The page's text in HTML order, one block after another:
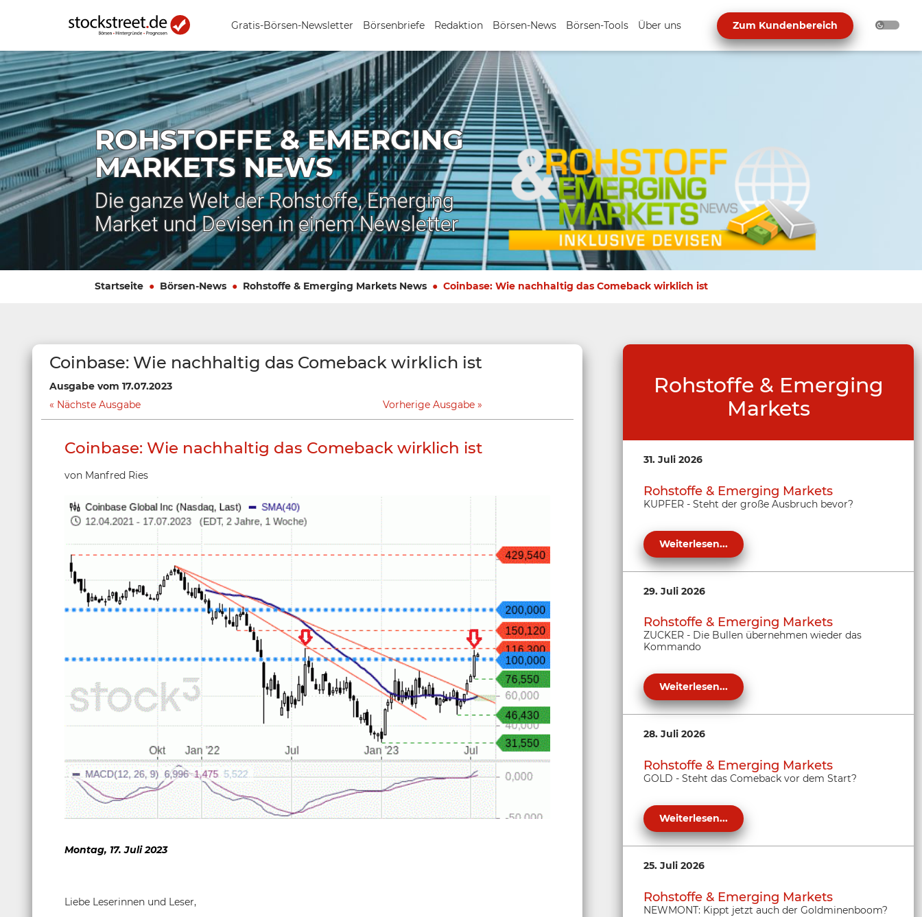
Gratis-Börsen-Newsletter Börsenbriefe Redaktion Börsen-News Börsen-Tools Über uns Zum Kundenbereich
ROHSTOFFE & EMERGING
MARKETS NEWS
Die ganze Welt der Rohstoffe, Emerging
Market und Devisen in einem Newsletter
Startseite Börsen-News Rohstoffe & Emerging Markets News Coinbase: Wie nachhaltig das Comeback wirklich ist
Coinbase: Wie nachhaltig das Comeback wirklich ist
Ausgabe vom 17.07.2023
Nächste Ausgabe
Vorherige Ausgabe
Coinbase: Wie nachhaltig das Comeback wirklich ist
von Manfred Ries
Montag, 17. Juli 2023
Liebe Leserinnen und Leser,
Rohstoffe & Emerging
Markets
31. Juli 2026
Rohstoffe & Emerging Markets
KUPFER - Steht der große Ausbruch bevor?
Weiterlesen...
29. Juli 2026
Rohstoffe & Emerging Markets
ZUCKER - Die Bullen übernehmen wieder das
Kommando
Weiterlesen...
28. Juli 2026
Rohstoffe & Emerging Markets
GOLD - Steht das Comeback vor dem Start?
Weiterlesen...
25. Juli 2026
Rohstoffe & Emerging Markets
NEWMONT: Kippt jetzt auch der Goldminenboom?